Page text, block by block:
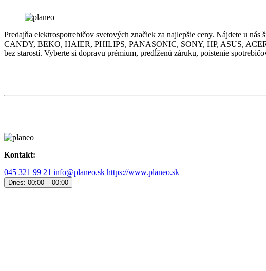
Predajňa elektrospotrebičov svetových značiek za najlepšie ceny. Nájdete
CANDY, BEKO, HAIER, PHILIPS, PANASONIC, SONY, HP, ASUS,
bez starostí. Vyberte si dopravu prémium, predĺženú záruku, poistenie
Kontakt:
045 321 99 21 info@planeo.sk https://www.planeo.sk
Dnes: 00:00 – 00:00